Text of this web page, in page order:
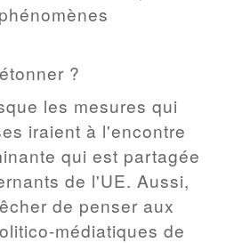
?
les mesures qui
iraient à l'encontre
qui est partagée
de l'UE. Aussi,
de penser aux
médiatiques de